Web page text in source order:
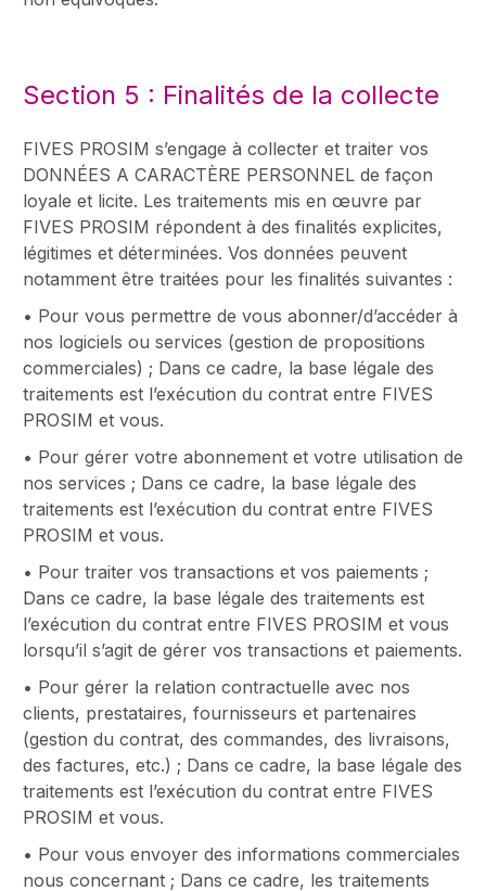
Section 5 : Finalités de la collecte
FIVES PROSIM s’engage à collecter et traiter vos
DONNÉES A CARACTÈRE PERSONNEL de façon
loyale et licite. Les traitements mis en œuvre par
FIVES PROSIM répondent à des finalités explicites,
légitimes et déterminées. Vos données peuvent
notamment être traitées pour les finalités suivantes :
• Pour vous permettre de vous abonner/d’accéder à
nos logiciels ou services (gestion de propositions
commerciales) ; Dans ce cadre, la base légale des
traitements est l’exécution du contrat entre FIVES
PROSIM et vous.
• Pour gérer votre abonnement et votre utilisation de
nos services ; Dans ce cadre, la base légale des
traitements est l’exécution du contrat entre FIVES
PROSIM et vous.
• Pour traiter vos transactions et vos paiements ;
Dans ce cadre, la base légale des traitements est
l’exécution du contrat entre FIVES PROSIM et vous
lorsqu’il s’agit de gérer vos transactions et paiements.
• Pour gérer la relation contractuelle avec nos
clients, prestataires, fournisseurs et partenaires
(gestion du contrat, des commandes, des livraisons,
des factures, etc.) ; Dans ce cadre, la base légale des
traitements est l’exécution du contrat entre FIVES
PROSIM et vous.
• Pour vous envoyer des informations commerciales
nous concernant ; Dans ce cadre, les traitements